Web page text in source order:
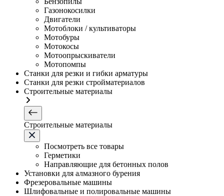
Газонокосилки
Двигатели
Мотоблоки / культиваторы
Мотобуры
Мотокосы
Мотоопрыскиватели
Мотопомпы
Станки для резки и гибки арматуры
Станки для резки стройматериалов
Строительные материалы
Строительные материалы
Посмотреть все товары
Герметики
Направляющие для бетонных полов
Установки для алмазного бурения
Фрезеровальные машины
Шлифовальные и полировальные машины